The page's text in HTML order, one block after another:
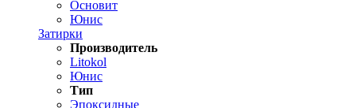
Основит
Юнис
Затирки
Производитель
Litokol
Юнис
Тип
Эпоксидные